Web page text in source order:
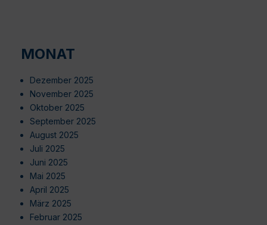
MONAT
Dezember 2025
November 2025
Oktober 2025
September 2025
August 2025
Juli 2025
Juni 2025
Mai 2025
April 2025
März 2025
Februar 2025